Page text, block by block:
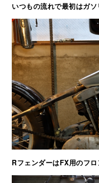
いつもの流れで最初はガソ
RフェンダーはFX用のフ